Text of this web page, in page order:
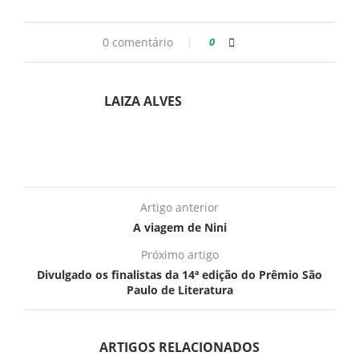
0 comentário 0
LAIZA ALVES
Artigo anterior
A viagem de Nini
Próximo artigo
Divulgado os finalistas da 14ª edição do Prêmio São
Paulo de Literatura
ARTIGOS RELACIONADOS